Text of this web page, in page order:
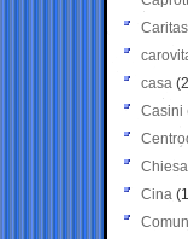
Caritas
casa
Casini
Chiesa
Cina